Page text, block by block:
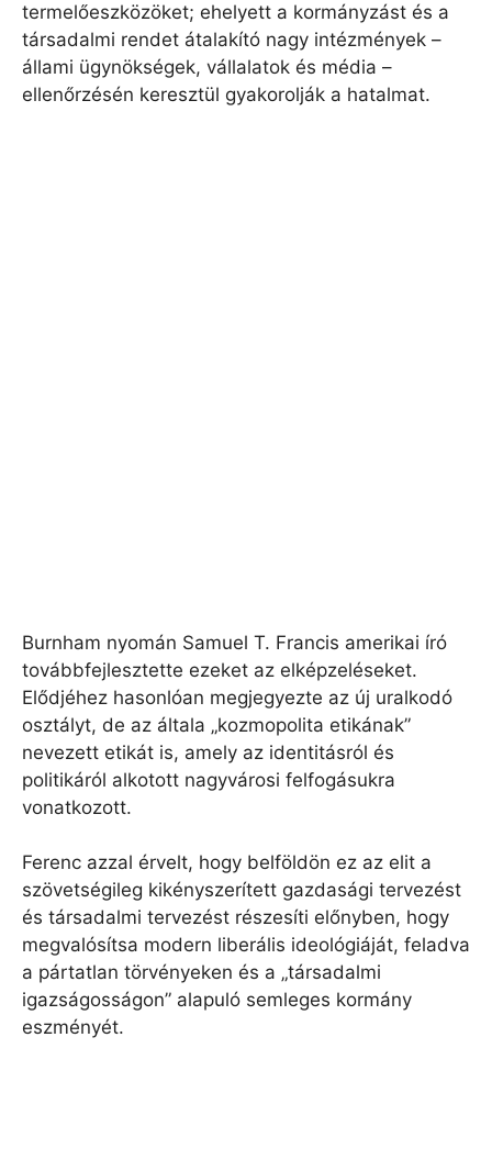
termelőeszközöket; ehelyett a kormányzást és a
társadalmi rendet átalakító nagy intézmények –
állami ügynökségek, vállalatok és média –
ellenőrzésén keresztül gyakorolják a hatalmat.
Burnham nyomán Samuel T. Francis amerikai író
továbbfejlesztette ezeket az elképzeléseket.
Elődjéhez hasonlóan megjegyezte az új uralkodó
osztályt, de az általa „kozmopolita etikának”
nevezett etikát is, amely az identitásról és
politikáról alkotott nagyvárosi felfogásukra
vonatkozott.
Ferenc azzal érvelt, hogy belföldön ez az elit a
szövetségileg kikényszerített gazdasági tervezést
és társadalmi tervezést részesíti előnyben, hogy
megvalósítsa modern liberális ideológiáját, feladva
a pártatlan törvényeken és a „társadalmi
igazságosságon” alapuló semleges kormány
eszményét.